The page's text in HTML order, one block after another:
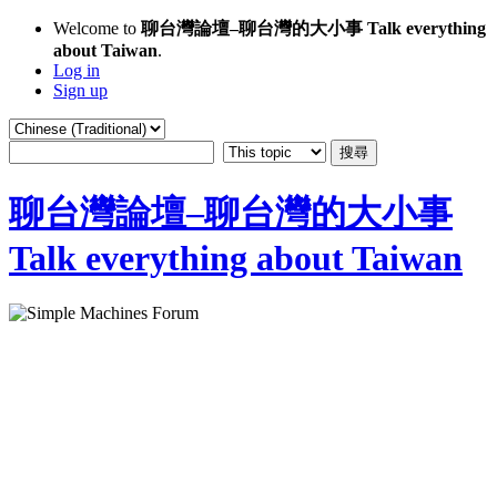
Welcome to 聊台灣論壇–聊台灣的大小事 Talk everything
about Taiwan.
Log in
Sign up
聊台灣論壇–聊台灣的大小事
Talk everything about Taiwan